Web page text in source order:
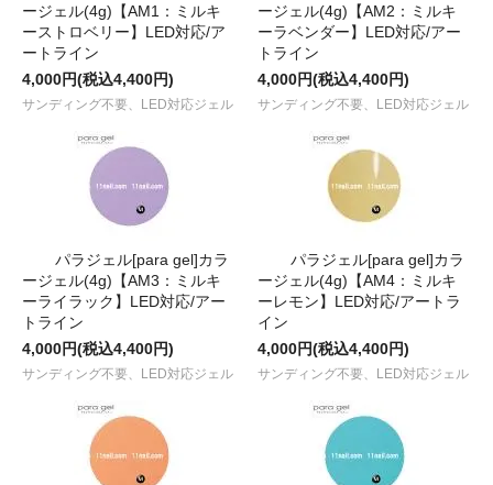
ージェル(4g)【AM1：ミルキ
ーストロベリー】LED対応/ア
ートライン
4,000円(税込4,400円)
サンディング不要、LED対応ジェル
ージェル(4g)【AM2：ミルキ
ーラベンダー】LED対応/アー
トライン
4,000円(税込4,400円)
サンディング不要、LED対応ジェル
パラジェル[para gel]カラ
ージェル(4g)【AM3：ミルキ
ーライラック】LED対応/アー
トライン
4,000円(税込4,400円)
サンディング不要、LED対応ジェル
パラジェル[para gel]カラ
ージェル(4g)【AM4：ミルキ
ーレモン】LED対応/アートラ
イン
4,000円(税込4,400円)
サンディング不要、LED対応ジェル